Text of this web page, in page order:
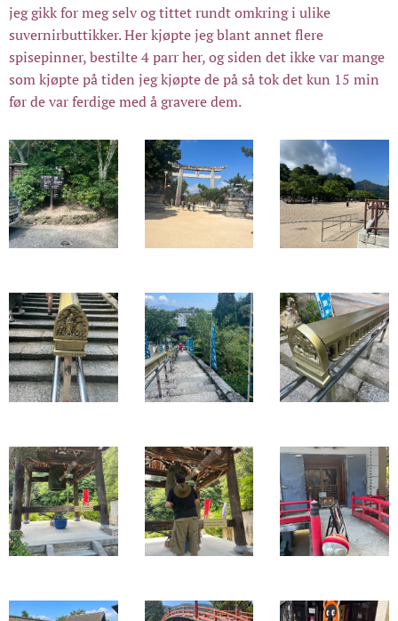
jeg gikk for meg selv og tittet rundt omkring i ulike
suvernirbuttikker. Her kjøpte jeg blant annet flere
spisepinner, bestilte 4 parr her, og siden det ikke var mange
som kjøpte på tiden jeg kjøpte de på så tok det kun 15 min
før de var ferdige med å gravere dem.